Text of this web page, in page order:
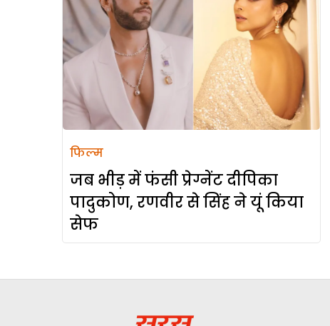
फिल्म
जब भीड़ में फंसी प्रेग्नेंट दीपिका
पादुकोण, रणवीर से सिंह ने यूं किया
सेफ